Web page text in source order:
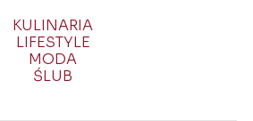
KULINARIA
LIFESTYLE
MODA
ŚLUB